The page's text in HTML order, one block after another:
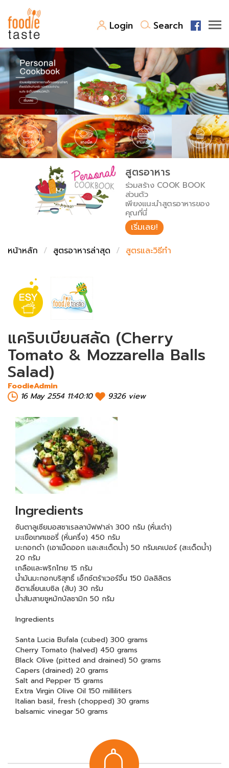
Login Search
สูตรอาหาร
สูตรอาหารล่าสุด
Top Foodie
พาไปชิม
สารพันก้นครัว
เคล็ดลับน่ารู้
เปรียบเทียบหน่วยการตวง
เปรียบเทียบอุณหภูมิ
เปรียบเทียบน้ำหนักวัตถุดิบ
FoodPedia
สร้าง Cookbook
สูตรอาหาร
ร่วมสร้าง COOK BOOK
ส่วนตัว
เพียงแนะนำสูตรอาหารของ
คุณที่นี่
เริ่มเลย!
หน้าหลัก
สูตรอาหารล่าสุด สูตรและวิธีทำ
แคริบเบียนสลัด (Cherry
Tomato & Mozzarella Balls
Salad)
FoodieAdmin
16 May 2554 11:40:10
9326 view
Ingredients
ซันตาลูเซียมอสซาเรลลาบัฟฟาล่า 300 กรัม (หั่นเต๋า)
มะเขือเทศเชอรี่ (หั่นครึ่ง) 450 กรัม
มะกอกดำ (เอาเม็ดออก และสะเด็ดน้ำ) 50 กรัมเคเปอร์ (สะเด็ดน้ำ)
20 กรัม
เกลือและพริกไทย 15 กรัม
น้ำมันมะกอกบริสุทธิ์ เอ็กซ์ตร้าเวอร์จิ้น 150 มิลลิลิตร
อิตาเลี่ยนเบซิล (สับ) 30 กรัม
น้ำส้มสายชูหมักบัลซามิก 50 กรัม
Ingredients
Santa Lucia Bufala (cubed) 300 grams
Cherry Tomato (halved) 450 grams
Black Olive (pitted and drained) 50 grams
Capers (drained) 20 grams
Salt and Pepper 15 grams
Extra Virgin Olive Oil 150 milliliters
Italian basil, fresh (chopped) 30 grams
balsamic vinegar 50 grams